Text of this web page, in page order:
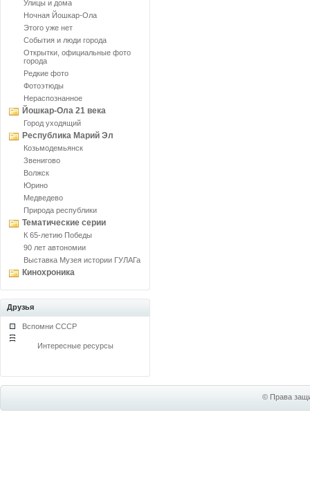
Улицы и дома
Ночная Йошкар-Ола
Этого уже нет
События и люди города
Открытки, официальные фото
города
Редкие фото
Фотоэтюды
Нераспознанное
Йошкар-Ола 21 века
Город уходящий
Республика Марий Эл
Козьмодемьянск
Звенигово
Волжск
Юрино
Медведево
Природа республики
Тематические серии
К 65-летию Победы
90 лет автономии
Выставка Музея истории ГУЛАГа
Кинохроника
Друзья
Вспомни СССР
Интересные ресурсы
© Права